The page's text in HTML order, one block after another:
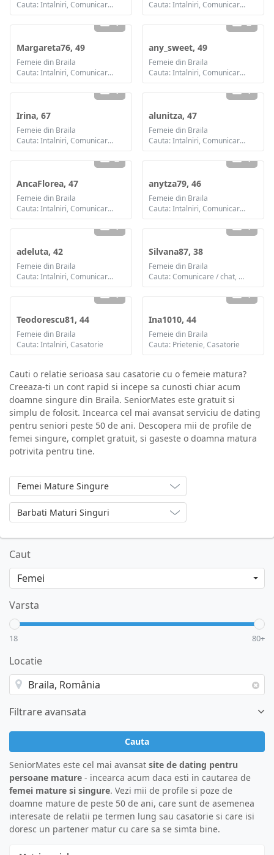
Cauta: Intalniri, Comunicare / chat, Prietenie, Casatorie
Cauta: Intalniri, Comunicare / chat, Prietenie, Casatorie
1
Margareta76, 49
Femeie din Braila
Cauta: Intalniri, Comunicare / chat, Prietenie, Casatorie
2
any_sweet, 49
Femeie din Braila
Cauta: Intalniri, Comunicare / chat, Prietenie, Casatorie
1
Irina, 67
Femeie din Braila
Cauta: Intalniri, Comunicare / chat, Prietenie, Casatorie
1
alunitza, 47
Femeie din Braila
Cauta: Intalniri, Comunicare / chat, Casatorie
2
AncaFlorea, 47
Femeie din Braila
Cauta: Intalniri, Comunicare / chat, Prietenie, Casatorie
1
anytza79, 46
Femeie din Braila
Cauta: Intalniri, Comunicare / chat, Prietenie
1
adeluta, 42
Femeie din Braila
Cauta: Intalniri, Comunicare / chat, Prietenie
1
Silvana87, 38
Femeie din Braila
Cauta: Comunicare / chat, Prietenie
1
Teodorescu81, 44
Femeie din Braila
Cauta: Intalniri, Casatorie
1
Ina1010, 44
Femeie din Braila
Cauta: Prietenie, Casatorie
Cauti o relatie serioasa sau casatorie cu o femeie matura?
Creeaza-ti un cont rapid si incepe sa cunosti chiar acum
doamne singure din Braila. SeniorMates este gratuit si
simplu de folosit. Incearca cel mai avansat serviciu de dating
pentru seniori peste 50 de ani. Descopera mii de profile de
femei singure, complet gratuit, si gaseste o doamna matura
potrivita pentru tine.
Femei Mature Singure
Barbati Maturi Singuri
Caut
Varsta
18 80+
Locatie
Filtrare avansata
Cauta
SeniorMates este cel mai avansat site de dating pentru
persoane mature - incearca acum daca esti in cautarea de
femei mature si singure. Vezi mii de profile si poze de
doamne mature de peste 50 de ani, care sunt de asemenea
interesate de relatii pe termen lung sau casatorie si care isi
doresc un partener matur cu care sa se simta bine.